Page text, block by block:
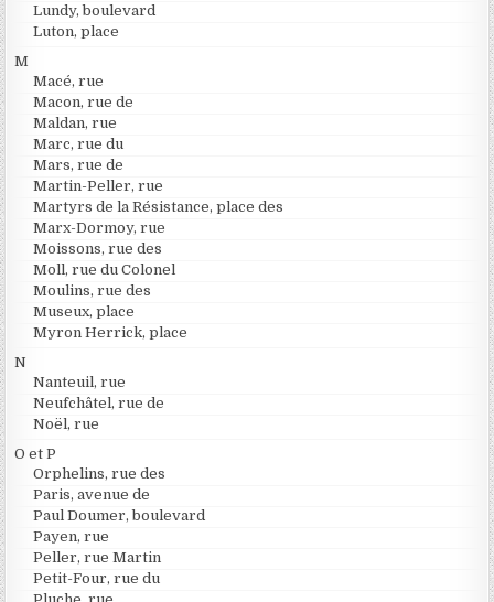
Lundy, boulevard
Luton, place
M
Macé, rue
Macon, rue de
Maldan, rue
Marc, rue du
Mars, rue de
Martin-Peller, rue
Martyrs de la Résistance, place des
Marx-Dormoy, rue
Moissons, rue des
Moll, rue du Colonel
Moulins, rue des
Museux, place
Myron Herrick, place
N
Nanteuil, rue
Neufchâtel, rue de
Noël, rue
O et P
Orphelins, rue des
Paris, avenue de
Paul Doumer, boulevard
Payen, rue
Peller, rue Martin
Petit-Four, rue du